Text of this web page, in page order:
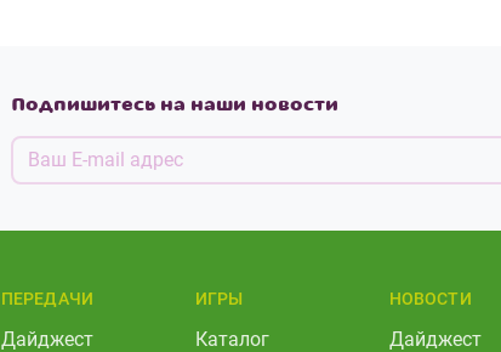
Подпишитесь на наши новости
ПЕРЕДАЧИ
Дайджест
ИГРЫ
Каталог
НОВОСТИ
Дайджест